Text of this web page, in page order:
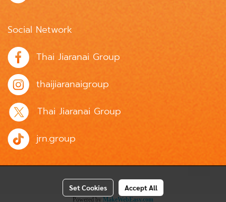
Social Network
Thai Jiaranai Group
thaijiaranaigroup
Thai Jiaranai Group
jrn.group
Powered by MakeWebEasy.com
Set Cookies Accept All